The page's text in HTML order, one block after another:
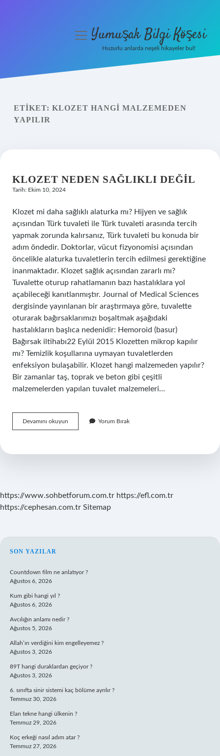
Yasal Uyarı
menüyüYumuşak Bilgi Köşesi
Huzurlu anlarda neşeli hikayeler bul!
ETIKET: KLOZET HANGI MALZEMEDEN
YAPILIR
KLOZET NEDEN SAĞLIKLI DEĞIL
Tarih: Ekim 10, 2024
Klozet mi daha sağlıklı alaturka mı? Hijyen ve sağlık
açısından Türk tuvaleti ile Türk tuvaleti arasında tercih
yapmak zorunda kalırsanız, Türk tuvaleti bu konuda bir
adım öndedir. Doktorlar, vücut fizyonomisi açısından
öncelikle alaturka tuvaletlerin tercih edilmesi gerektiğine
inanmaktadır. Klozet sağlık açısından zararlı mı?
Tuvalette oturup rahatlamanın bazı hastalıklara yol
açabileceği kanıtlanmıştır. Journal of Medical Sciences
dergisinde yayınlanan bir araştırmaya göre, tuvalette
oturarak bağırsaklarımızı boşaltmak aşağıdaki
hastalıkların başlıca nedenidir: Hemoroid (basur)
Bağırsak iltihabı22 Eylül 2015 Klozetten mikrop kapılır
mı? Temizlik koşullarına uymayan tuvaletlerden
enfeksiyon bulaşabilir. Klozet hangi malzemeden yapılır?
Bir zamanlar taş, toprak ve beton gibi çeşitli
malzemelerden yapılan tuvalet malzemeleri…
Devamını okuyun
Neden
Yorum Bırak
https://www.sohbetforum.com.tr https://efl.com.tr
https://cephesan.com.tr Sitemap
SIDEBAR
SON YAZILAR
Countdown film ne anlatıyor ?
Ağustos 6, 2026
Kum gibi hangi yıl ?
Ağustos 6, 2026
Avcılığın anlamı nedir ?
Ağustos 5, 2026
Allah’ın verdiğini kim engelleyemez ?
Ağustos 3, 2026
89T hangi duraklardan geçiyor ?
Ağustos 3, 2026
6. sınıfta sinir sistemi kaç bölüme ayrılır ?
Temmuz 30, 2026
Elan tekne hangi ülkenin ?
Temmuz 29, 2026
Koç erkeği nasıl adım atar ?
Temmuz 27, 2026